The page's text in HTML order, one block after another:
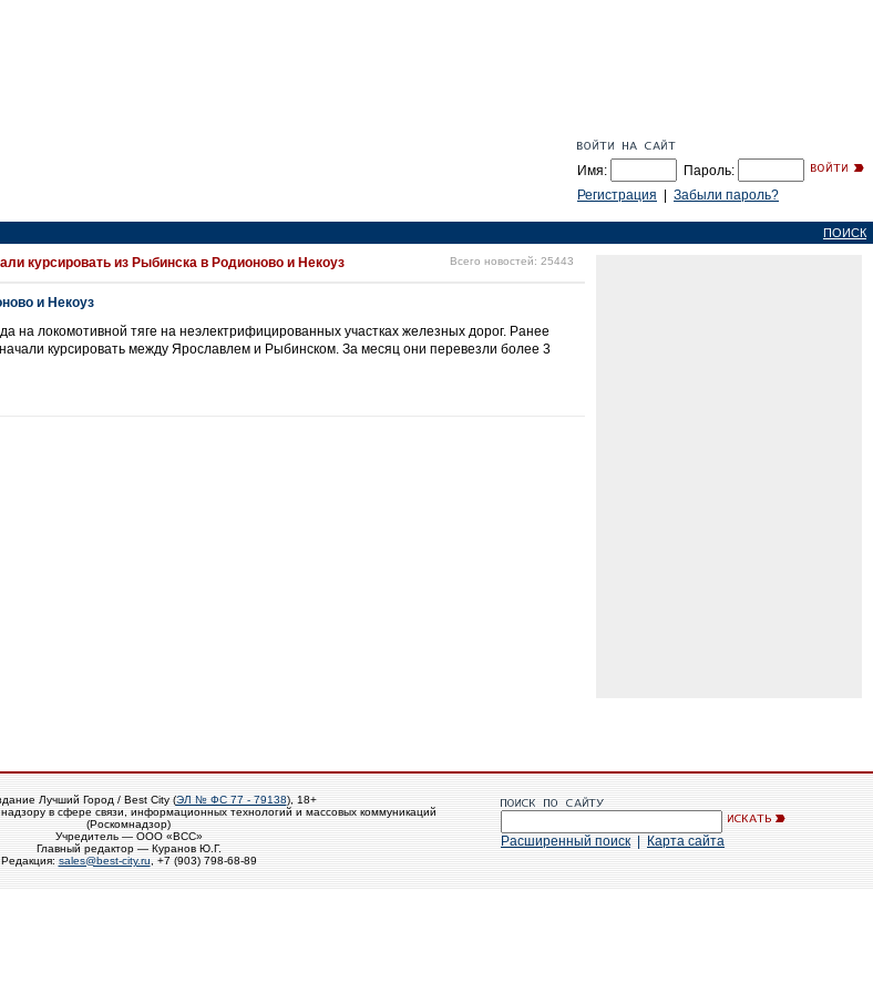
Имя:
Пароль:
Регистрация
Забыли пароль?
ПОИСК
курсировать из Рыбинска в Родионово и Некоуз Всего новостей: 25443
и Некоуз
на локомотивной тяге на неэлектрифицированных участках железных дорог. Ранее
курсировать между Ярославлем и Рыбинском. За месяц они перевезли более 3
Лучший Город / Best City (ЭЛ № ФС 77 - 79138), 18+
в сфере связи, информационных технологий и массовых коммуникаций
(Роскомнадзор)
Учредитель — ООО «ВСС»
Главный редактор — Куранов Ю.Г.
Редакция: sales@best-city.ru , +7 (903) 798-68-89
Расширенный поиск Карта сайта